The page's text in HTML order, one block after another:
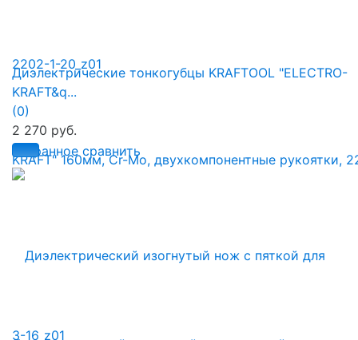
избранное сравнить
Диэлектрические тонкогубцы KRAFTOOL "ELECTRO-
KRAFT&q...
(0)
2 270 руб.